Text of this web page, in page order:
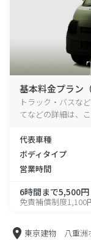
基本料金プラン
トラック・バスな
てなどの詳細は、
代表車種
ボディタイプ
営業時間
6時間まで5,500円
免責補償制度1,100
東京建物 八重洲